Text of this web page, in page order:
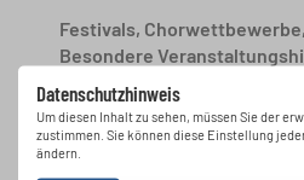
Datenschutzhinweis
Um diesen Inhalt zu sehen, müssen Sie der
zustimmen. Sie können diese Einstellung
ändern.
Festivals,
Besondere
kostenlosen INTERKULTUR-